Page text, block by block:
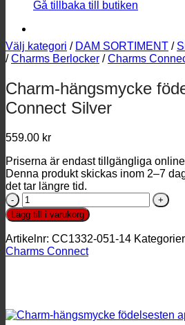
Gå tillbaka till butiken
Välj kategori / DAM SORTIMENT /
/ Charms Berlocker / Charms
Charm-hängsmycke
Connect Silver
559.00 kr
Priserna är endast tillgängliga online
Denna produkt skickas inom 2–7
det tar längre tid.
Charm-
hängsmycke
födelsesten
april
Connect
Silver
Lägg till i varukorg
Artikelnr: CC1332-051-14
Charms Connect